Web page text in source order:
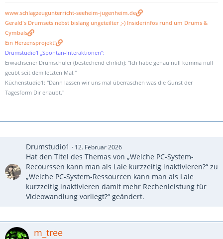
www.schlagzeugunterricht-seeheim-jugenheim.de
Gerald's Drumsets nebst bislang ungeteilter ;-) Insiderinfos rund um Drums &
Cymbals
Ein Herzensprojekt!
Drumstudio1 „Spontan-Interaktionen“:
Erwachsener Drumschüler (bestechend ehrlich): "Ich habe genau null komma null
geübt seit dem letzten Mal."
Küchenstudio1: "Dann lassen wir uns mal überraschen was die Gunst der
Tagesform Dir erlaubt."
Drumstudio1 12. Februar 2026
Hat den Titel des Themas von „Welche PC-System-
Recourssen kann man als Laie kurzzeitig inaktivieren?“ zu
„Welche PC-System-Ressourcen kann man als Laie
kurzzeitig inaktivieren damit mehr Rechenleistung für
Videowandlung vorliegt?“ geändert.
m_tree